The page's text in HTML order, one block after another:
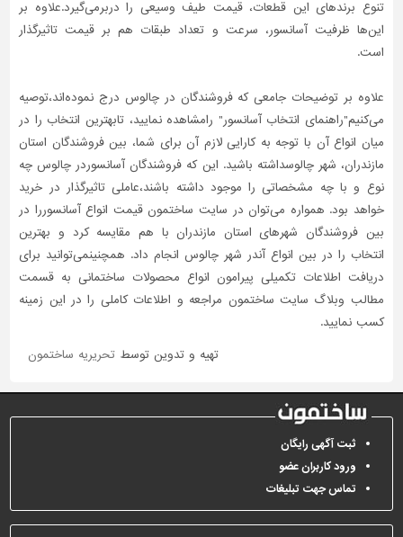
تنوع برندهای این قطعات، قیمت طیف وسیعی را دربرمی‌گیرد.علاوه بر
این‌ها ظرفیت آسانسور، سرعت و تعداد طبقات هم بر قیمت تاثیرگذار
است.
علاوه بر توضیحات جامعی که فروشندگان در چالوس درج نموده‌اند،توصیه
می‌کنیم"راهنمای انتخاب آسانسور" رامشاهده نمایید، تابهترین انتخاب را در
میان انواع آن با توجه به کارایی لازم آن برای شما، بین فروشندگان استان
مازندران، شهر چالوسداشته باشید. این که فروشندگان آسانسوردر چالوس چه
نوع و با چه مشخصاتی را موجود داشته باشند،عاملی تاثیر‌گذار در خرید
خواهد بود. همواره می‌توان در سایت ساختمون قیمت انواع آسانسوررا در
بین فروشندگان شهرهای استان مازندران با هم مقایسه کرد و بهترین
انتخاب را در بین انواع آندر شهر چالوس انجام داد. همچنینمی‌توانید برای
دریافت اطلاعات تکمیلی پیرامون انواع محصولات ساختمانی به قسمت
مطالب وبلاگ سایت ساختمون مراجعه و اطلاعات کاملی را در این زمینه
کسب نمایید.
تهیه و تدوین توسط تحریریه ساختمون
ثبت آگهی رایگان
ورود کاربران عضو
تماس جهت تبلیغات